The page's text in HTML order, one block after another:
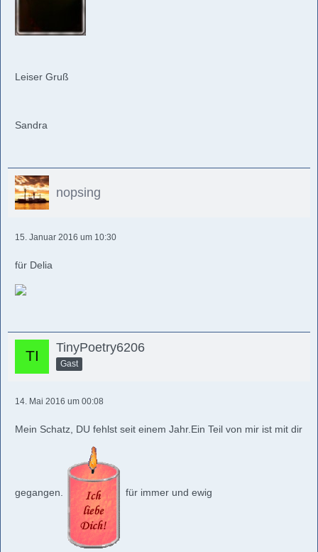
Leiser Gruß
Sandra
nopsing
15. Januar 2016 um 10:30
für Delia
TinyPoetry6206
Gast
14. Mai 2016 um 00:08
Mein Schatz, DU fehlst seit einem Jahr.Ein Teil von mir ist mit dir
gegangen. für immer und ewig